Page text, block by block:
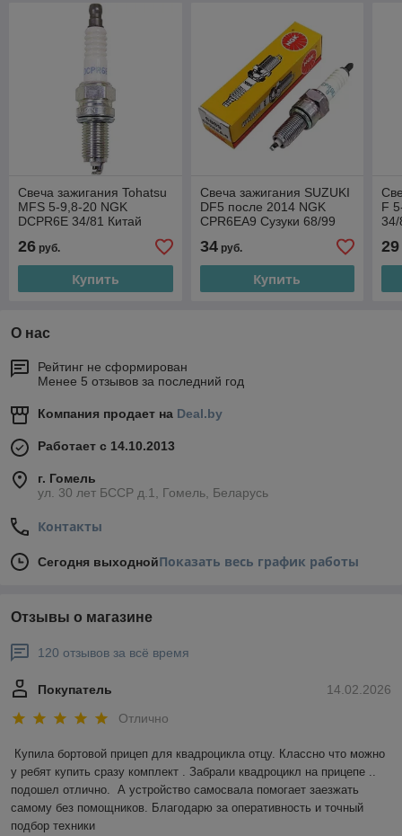
Свеча зажигания Tohatsu
MFS 5-9,8-20 NGK
DCPR6E 34/81 Китай
26 руб.
Купить
Свеча зажигания SUZUKI
DF5 после 2014 NGK
CPR6EA9 Сузуки 68/99
34руб.
Купить
F
34/
29
О нас
Рейтинг не сформирован
Менее 5 отзывов за последний год
Компания продает на Deal.by
Работает с 14.10.2013
г. Гомель
ул. 30 лет БССР д.1, Гомель, Беларусь
Контакты
Сегодня выходнойПоказать весь график работы
Отзывы о магазине
120 отзывов за всё время
14.02.2026
Покупатель
Отлично
Купила бортовой прицеп для квадроцикла отцу. Классно что можно
у ребят купить сразу комплект . Забрали квадроцикл на прицепе ..
подошел отлично.  А устройство самосвала помогает заезжать
самому без помощников. Благодарю за оперативность и точный
подбор техники